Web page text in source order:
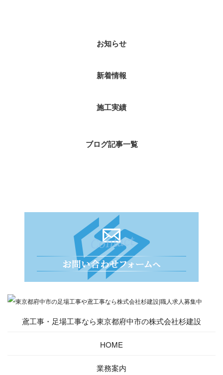
お知らせ
新着情報
施工実績
ブログ記事一覧
鳶工事・足場工事なら東京都府中市の株式会社杉建設
HOME
業務案内